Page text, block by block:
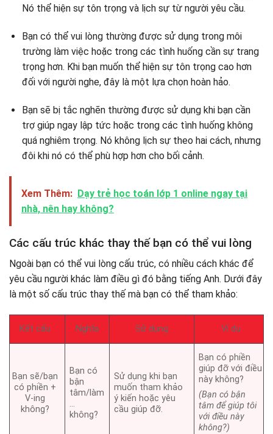
Nó thể hiện sự tôn trọng và lịch sự từ người yêu cầu.
Bạn có thể vui lòng thường được sử dụng trong môi
trường làm việc hoặc trong các tình huống cần sự trang
trọng hơn. Khi bạn muốn thể hiện sự tôn trọng cao hơn
đối với người nghe, đây là một lựa chọn hoàn hảo.
Bạn sẽ bị tắc nghẽn thường được sử dụng khi bạn cần
trợ giúp ngay lập tức hoặc trong các tình huống không
quá nghiêm trọng. Nó không lịch sự theo hai cách, nhưng
đôi khi nó có thể phù hợp hơn cho bối cảnh.
Xem Thêm: Dạy trẻ học toán lớp 1 online ngay tại
nhà, nên hay không?
Các cấu trúc khác thay thế bạn có thể vui lòng
Ngoài bạn có thể vui lòng cấu trúc, có nhiều cách khác để
yêu cầu người khác làm điều gì đó bằng tiếng Anh. Dưới đây
là một số cấu trúc thay thế mà bạn có thể tham khảo:
Kết cấu Nghĩa Sử dụng Ví dụ
Bạn sẽ/bạn
có phiền +
V-ing
không?
Bạn có
bận
tâm/làm
…
không?
Sử dụng khi bạn
muốn tham khảo
ý kiến ​​hoặc yêu
cầu giúp đỡ.
Bạn có phiền
giúp đỡ với điều
này không?
(Bạn có bận
tâm để giúp tôi
với điều này
không?)